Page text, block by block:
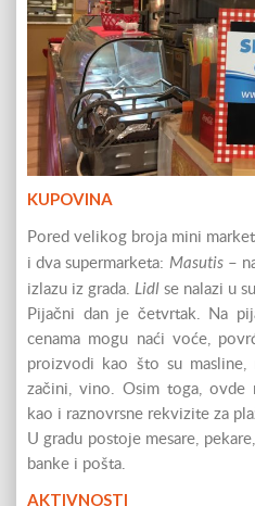
KUPOVINA
Pored velikog broja mini
i dva supermarketa: Masutis–
izlazu iz grada. Lidl se nalazi u
Pijačni dan je četvrtak. Na
cenama mogu naći voće,
proizvodi kao što su masline,
začini, vino. Osim toga, ovde
kao i raznovrsne rekvizite za
U gradu postoje mesare,
banke i pošta.
AKTIVNOSTI